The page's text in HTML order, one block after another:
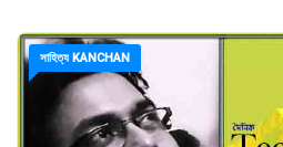
সাহিত্য KANCHAN